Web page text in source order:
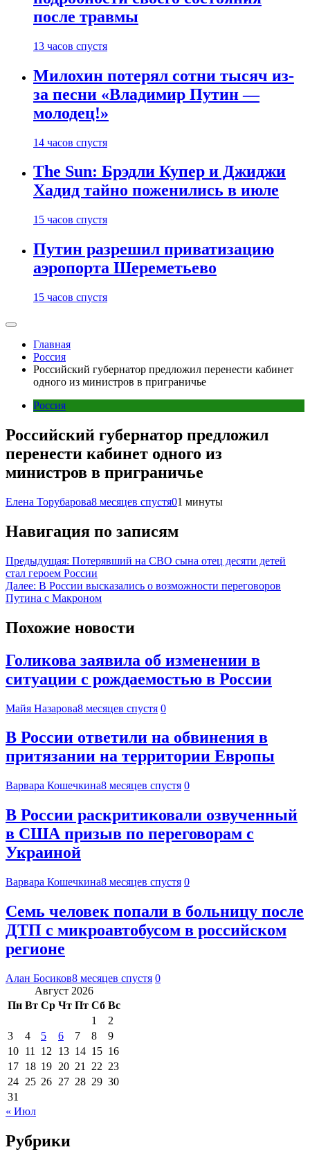
после травмы
13 часов спустя
Милохин потерял сотни тысяч из-
за песни «Владимир Путин —
молодец!»
14 часов спустя
The Sun: Брэдли Купер и Джиджи
Хадид тайно поженились в июле
15 часов спустя
Путин разрешил приватизацию
аэропорта Шереметьево
15 часов спустя
Главная
Россия
Российский губернатор предложил перенести кабинет
одного из министров в приграничье
Россия
Российский губернатор предложил
перенести кабинет одного из
министров в приграничье
Елена Торубарова8 месяцев спустя01 минуты
Навигация по записям
Предыдущая: Потерявший на СВО сына отец десяти детей
стал героем России
Далее: В России высказались о возможности переговоров
Путина с Макроном
Похожие новости
Голикова заявила об изменении в
ситуации с рождаемостью в России
Майя Назарова8 месяцев спустя 0
В России ответили на обвинения в
притязании на территории Европы
Варвара Кошечкина8 месяцев спустя 0
В России раскритиковали озвученный
в США призыв по переговорам с
Украиной
Варвара Кошечкина8 месяцев спустя 0
Семь человек попали в больницу после
ДТП с микроавтобусом в российском
регионе
Алан Босиков8 месяцев спустя 0
Август 2026
Пн Вт Ср Чт Пт Сб Вс
1
2
3
4 5 6 7 8
9
10 11 12 13 14 15 16
17 18 19 20 21 22 23
24 25 26 27 28 29 30
31
« Июл
Рубрики